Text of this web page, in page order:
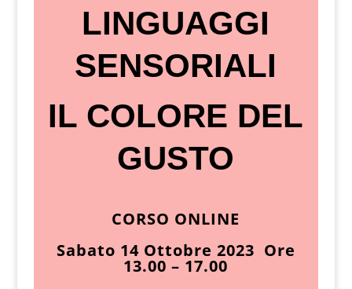
LINGUAGGI
SENSORIALI
IL COLORE DEL
GUSTO
CORSO ONLINE
Sabato 14 Ottobre 2023 Ore
13.00 – 17.00